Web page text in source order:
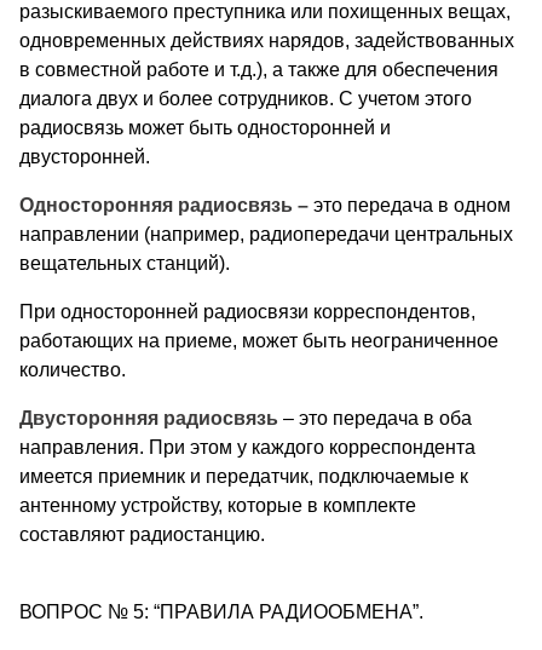
разыскиваемого преступника или похищенных вещах,
одновременных действиях нарядов, задействованных
в совместной работе и т.д.), а также для обеспечения
диалога двух и более сотрудников. С учетом этого
радиосвязь может быть односторонней и
двусторонней.
Односторонняя радиосвязь – это передача в одном
направлении (например, радиопередачи центральных
вещательных станций).
При односторонней радиосвязи корреспондентов,
работающих на приеме, может быть неограниченное
количество.
Двусторонняя радиосвязь – это передача в оба
направления. При этом у каждого корреспондента
имеется приемник и передатчик, подключаемые к
антенному устройству, которые в комплекте
составляют радиостанцию.
ВОПРОС № 5: “ПРАВИЛА РАДИООБМЕНА”.